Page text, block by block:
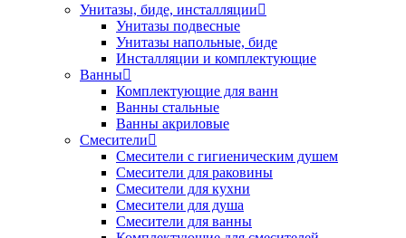
Унитазы, биде, инсталляции
Унитазы подвесные
Унитазы напольные, биде
Инсталляции и комплектующие
Ванны
Комплектующие для ванн
Ванны стальные
Ванны акриловые
Смесители
Смесители с гигиеническим душем
Смесители для раковины
Смесители для кухни
Смесители для душа
Смесители для ванны